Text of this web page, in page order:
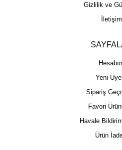
Gizlilik ve
İletişim
Yeni
Sipariş
Favori
Havale
Ürün